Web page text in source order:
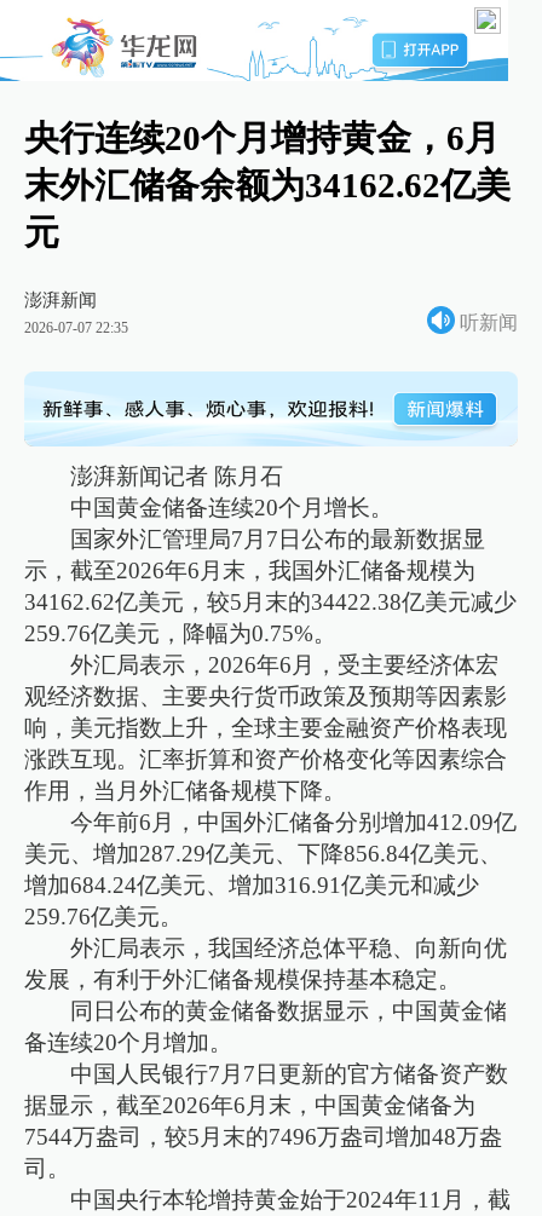
央行连续20个月增持黄金，6月
末外汇储备余额为34162.62亿美
元
澎湃新闻
2026-07-07 22:35 听新闻
澎湃新闻记者 陈月石
中国黄金储备连续20个月增长。
国家外汇管理局7月7日公布的最新数据显
示，截至2026年6月末，我国外汇储备规模为
34162.62亿美元，较5月末的34422.38亿美元减少
259.76亿美元，降幅为0.75%。
外汇局表示，2026年6月，受主要经济体宏
观经济数据、主要央行货币政策及预期等因素影
响，美元指数上升，全球主要金融资产价格表现
涨跌互现。汇率折算和资产价格变化等因素综合
作用，当月外汇储备规模下降。
今年前6月，中国外汇储备分别增加412.09亿
美元、增加287.29亿美元、下降856.84亿美元、
增加684.24亿美元、增加316.91亿美元和减少
259.76亿美元。
外汇局表示，我国经济总体平稳、向新向优
发展，有利于外汇储备规模保持基本稳定。
同日公布的黄金储备数据显示，中国黄金储
备连续20个月增加。
中国人民银行7月7日更新的官方储备资产数
据显示，截至2026年6月末，中国黄金储备为
7544万盎司，较5月末的7496万盎司增加48万盎
司。
中国央行本轮增持黄金始于2024年11月，截